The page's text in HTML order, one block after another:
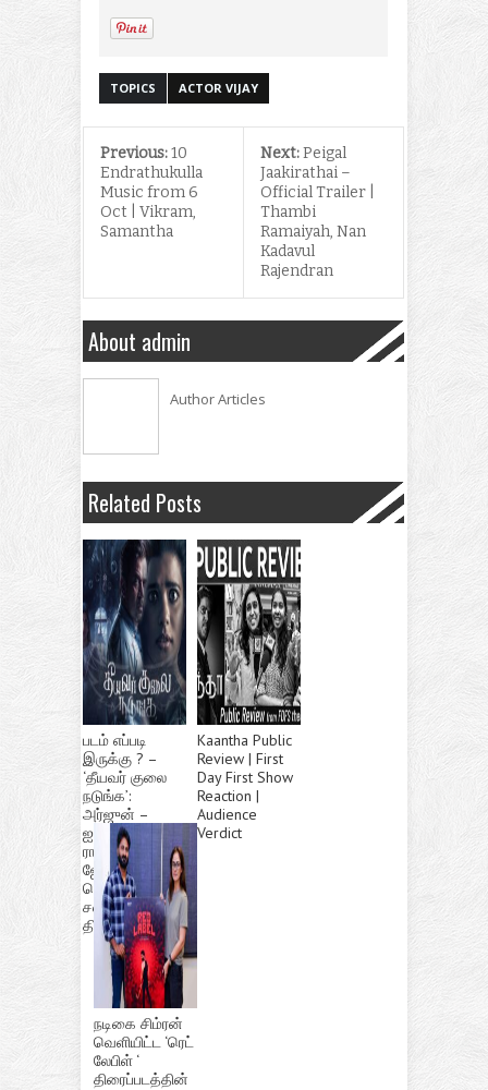
TOPICS ACTOR VIJAY
Previous:10
Endrathukulla
Music from 6
Oct | Vikram,
Samantha
Next:Peigal
Jaakirathai –
Official Trailer |
Thambi
Ramaiyah, Nan
Kadavul
Rajendran
About admin
Author Articles
Related Posts
படம் எப்படி
இருக்கு ? –
‘தீயவர் குலை
நடுங்க’:
அர்ஜுன் –
ஐஸ்வர்யா
ராஜேஷ்
ஜோடியில்
வெளிவந்த
சஸ்பென்ஸ்
திரில்லர்!
Kaantha Public
Review | First
Day First Show
Reaction |
Audience
Verdict
நடிகை சிம்ரன்
வெளியிட்ட ‘ரெட்
லேபிள் ‘
திரைப்படத்தின்